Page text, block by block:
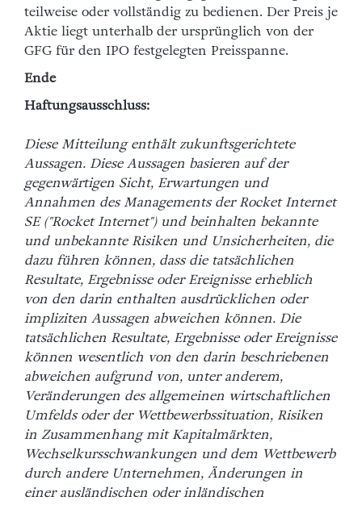
teilweise oder vollständig zu bedienen. Der Preis je
Aktie liegt unterhalb der ursprünglich von der
GFG für den IPO festgelegten Preisspanne.
Ende
Haftungsausschluss:
Diese Mitteilung enthält zukunftsgerichtete
Aussagen. Diese Aussagen basieren auf der
gegenwärtigen Sicht, Erwartungen und
Annahmen des Managements der Rocket Internet
SE ("Rocket Internet") und beinhalten bekannte
und unbekannte Risiken und Unsicherheiten, die
dazu führen können, dass die tatsächlichen
Resultate, Ergebnisse oder Ereignisse erheblich
von den darin enthalten ausdrücklichen oder
impliziten Aussagen abweichen können. Die
tatsächlichen Resultate, Ergebnisse oder Ereignisse
können wesentlich von den darin beschriebenen
abweichen aufgrund von, unter anderem,
Veränderungen des allgemeinen wirtschaftlichen
Umfelds oder der Wettbewerbssituation, Risiken
in Zusammenhang mit Kapitalmärkten,
Wechselkursschwankungen und dem Wettbewerb
durch andere Unternehmen, Änderungen in
einer ausländischen oder inländischen